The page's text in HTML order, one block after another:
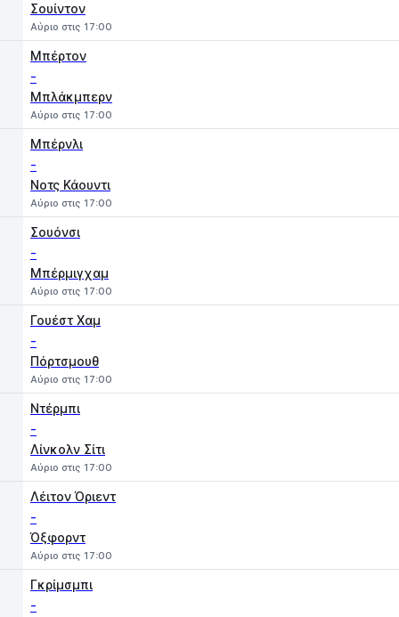
Σουίντον
Αύριο στις 17:00
Μπέρτον
-
Μπλάκμπερν
Αύριο στις 17:00
Μπέρνλι
-
Νοτς Κάουντι
Αύριο στις 17:00
Σουόνσι
-
Μπέρμιγχαμ
Αύριο στις 17:00
Γουέστ Χαμ
-
Πόρτσμουθ
Αύριο στις 17:00
Ντέρμπι
-
Λίνκολν Σίτι
Αύριο στις 17:00
Λέιτον Όριεντ
-
Όξφορντ
Αύριο στις 17:00
Γκρίμσμπι
-